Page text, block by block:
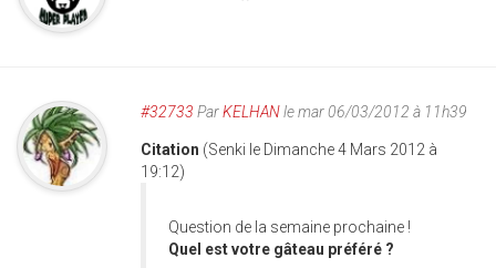
#32733 ParKELHANle mar 06/03/2012 à 11h39
Citation (Senki le Dimanche 4 Mars 2012 à
19:12)
Question de la semaine prochaine !
Quel est votre gâteau préféré ?